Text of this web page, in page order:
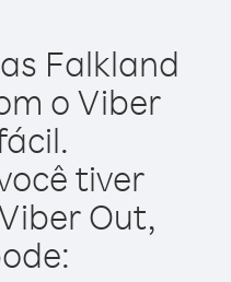
Falkland
o Viber
tiver
Out,